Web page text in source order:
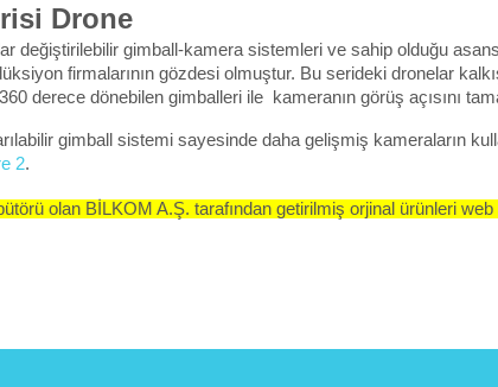
Drone
değiştirilebilir gimball-kamera sistemleri ve sahip olduğu
firmalarının gözdesi olmuştur. Bu serideki dronelar
derece dönebilen gimballeri ile  kameranın görüş açısını
gimball sistemi sayesinde daha gelişmiş kameraların
2.
olan BİLKOM A.Ş. tarafından getirilmiş orjinal ürünleri